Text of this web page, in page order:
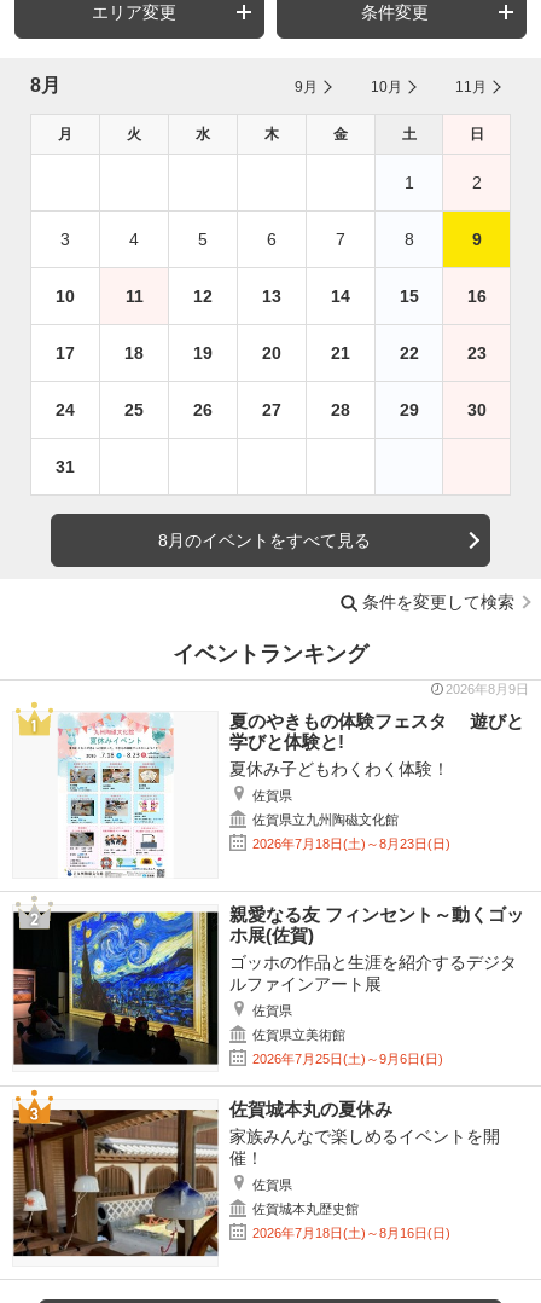
エリア変更 条件変更
8月 9月 10月 11月
月 火 水 木 金 土 日
1 2
3 4 5 6 7 8 9
10 11 12 13 14 15 16
17 18 19 20 21 22 23
24 25 26 27 28 29 30
31
8月のイベントをすべて見る
条件を変更して検索
イベントランキング
2026年8月9日
夏のやきもの体験フェスタ 遊びと
学びと体験と!
夏休み子どもわくわく体験！
佐賀県
佐賀県立九州陶磁文化館
2026年7月18日(土)～8月23日(日)
親愛なる友 フィンセント～動くゴッ
ホ展(佐賀)
ゴッホの作品と生涯を紹介するデジタ
ルファインアート展
佐賀県
佐賀県立美術館
2026年7月25日(土)～9月6日(日)
佐賀城本丸の夏休み
家族みんなで楽しめるイベントを開
催！
佐賀県
佐賀城本丸歴史館
2026年7月18日(土)～8月16日(日)